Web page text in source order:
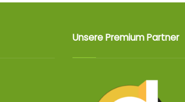
Unsere Premium Partner